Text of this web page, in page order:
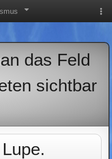
das Feld
sichtbar